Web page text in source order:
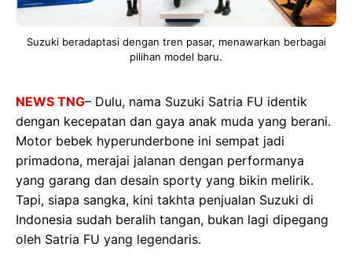
Suzuki beradaptasi dengan tren pasar, menawarkan berbagai
pilihan model baru.
NEWS TNG– Dulu, nama Suzuki Satria FU identik
dengan kecepatan dan gaya anak muda yang berani.
Motor bebek hyperunderbone ini sempat jadi
primadona, merajai jalanan dengan performanya
yang garang dan desain sporty yang bikin melirik.
Tapi, siapa sangka, kini takhta penjualan Suzuki di
Indonesia sudah beralih tangan, bukan lagi dipegang
oleh Satria FU yang legendaris.